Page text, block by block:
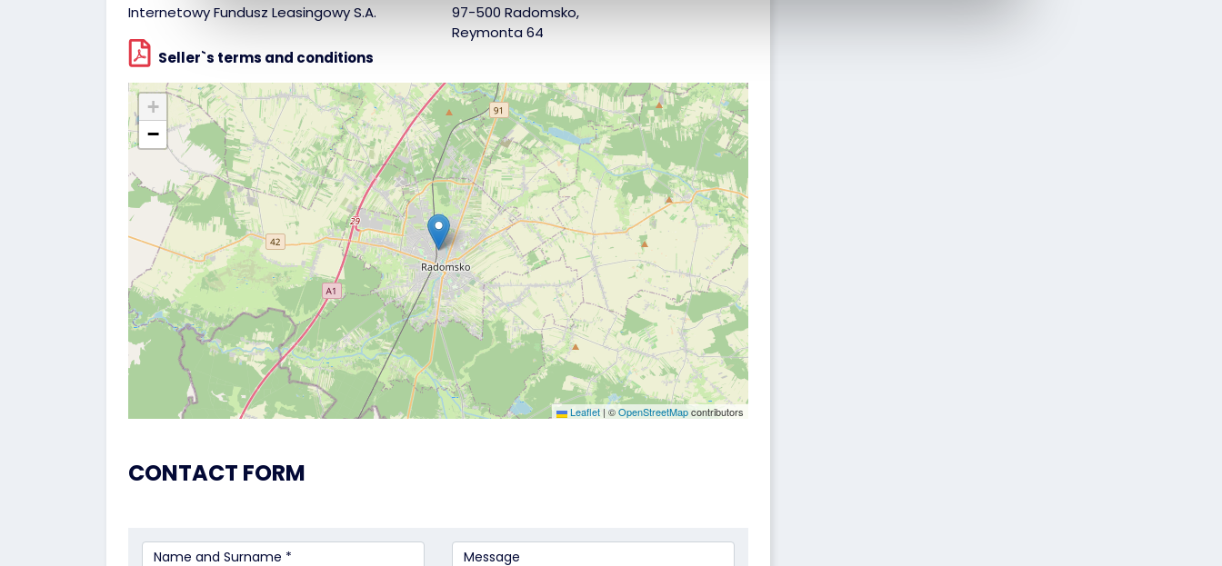
Internetowy Fundusz Leasingowy S.A.
Seller`s terms and conditions
97-500 Radomsko,
Reymonta 64
+
−
Leaflet | ©OpenStreetMapcontributors
CONTACT FORM